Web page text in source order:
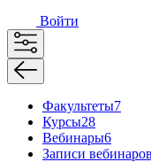
Войти
Факультеты7
Курсы28
Вебинары6
Записи вебинаров